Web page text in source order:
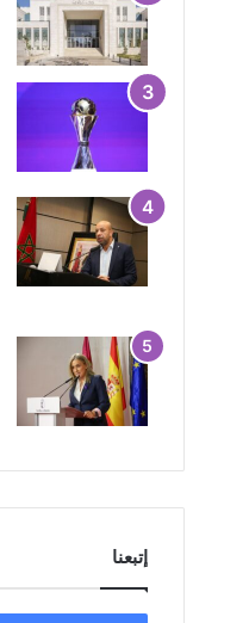
إتبعنا